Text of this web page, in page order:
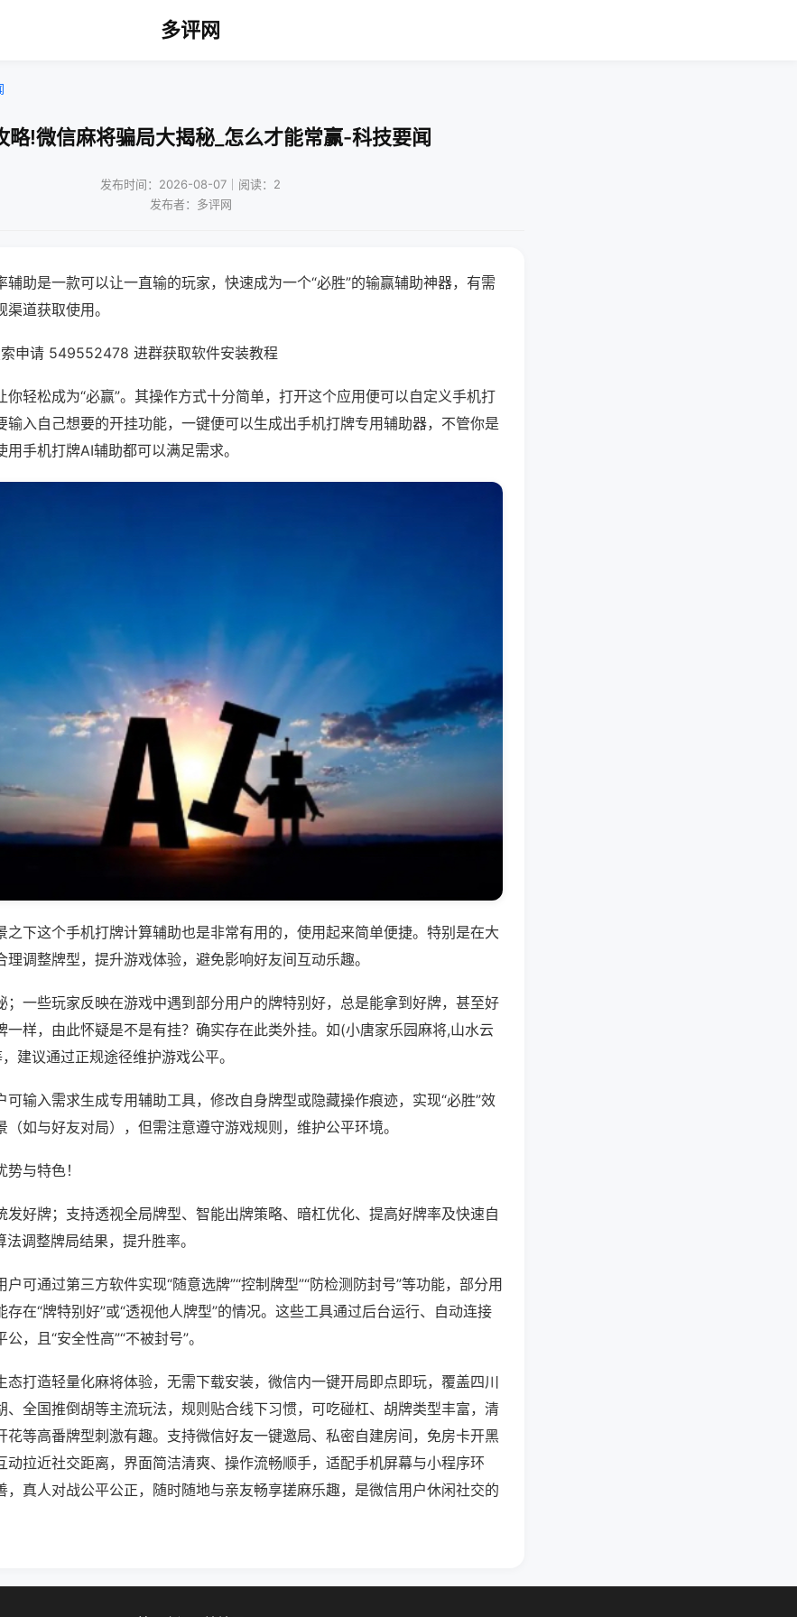
多评网
略!微信麻将骗局大揭秘_怎么才能常赢-科技要闻
发布时间：2026-08-07｜阅读：2
发布者：多评网
辅助是一款可以让一直输的玩家，快速成为一个“必胜”的输赢辅助神器，有需
道获取使用。
申请 549552478 进群获取软件安装教程
你轻松成为“必赢”。其操作方式十分简单，打开这个应用便可以自定义手机打
输入自己想要的开挂功能，一键便可以生成出手机打牌专用辅助器，不管你是
手机打牌AI辅助都可以满足需求。
之下这个手机打牌计算辅助也是非常有用的，使用起来简单便捷。特别是在大
理调整牌型，提升游戏体验，避免影响好友间互动乐趣。
；一些玩家反映在游戏中遇到部分用户的牌特别好，总是能拿到好牌，甚至好
一样，由此怀疑是不是有挂？确实存在此类外挂。如(小唐家乐园麻将,山水云
建议通过正规途径维护游戏公平。
可输入需求生成专用辅助工具，修改自身牌型或隐藏操作痕迹，实现“必胜”效
（如与好友对局），但需注意遵守游戏规则，维护公平环境。
与特色！
发好牌；支持透视全局牌型、智能出牌策略、暗杠优化、提高好牌率及快速自
调整牌局结果，提升胜率。
可通过第三方软件实现“随意选牌”“控制牌型”“防检测防封号”等功能，部分用
存在“牌特别好”或“透视他人牌型”的情况。这些工具通过后台运行、自动连接
，且“安全性高”“不被封号”。
态打造轻量化麻将体验，无需下载安装，微信内一键开局即点即玩，覆盖四川
、全国推倒胡等主流玩法，规则贴合线下习惯，可吃碰杠、胡牌类型丰富，清
花等高番牌型刺激有趣。支持微信好友一键邀局、私密自建房间，免房卡开黑
动拉近社交距离，界面简洁清爽、操作流畅顺手，适配手机屏幕与小程序环
，真人对战公平公正，随时随地与亲友畅享搓麻乐趣，是微信用户休闲社交的